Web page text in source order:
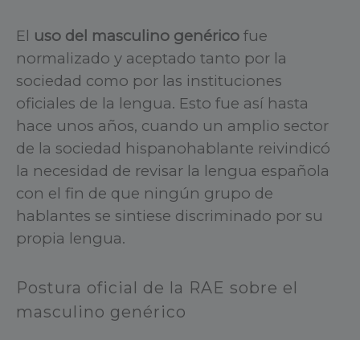
El uso del masculino genéricofue
normalizado y aceptado tanto por la
sociedad como por las instituciones
oficiales de la lengua. Esto fue así hasta
hace unos años, cuando un amplio sector
de la sociedad hispanohablante reivindicó
la necesidad de revisar la lengua española
con el fin de que ningún grupo de
hablantes se sintiese discriminado por su
propia lengua.
Postura oficial de la RAE sobre el
masculino genérico